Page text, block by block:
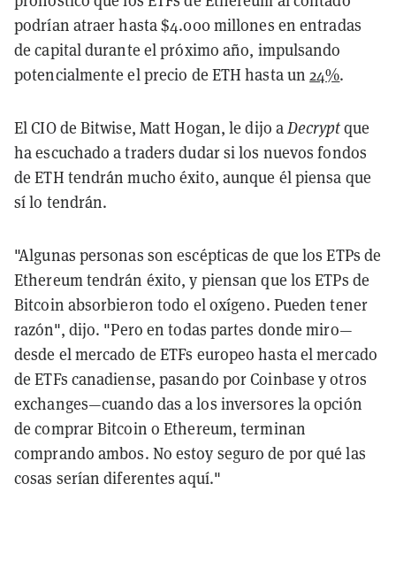
podrían atraer hasta $4.000 millones en entradas
de capital durante el próximo año, impulsando
potencialmente el precio de ETH hasta un24%.
El CIO de Bitwise, Matt Hogan, le dijo aDecryptque
ha escuchado a traders dudar si los nuevos fondos
de ETH tendrán mucho éxito, aunque él piensa que
sí lo tendrán.
"Algunas personas son escépticas de que los ETPs de
Ethereum tendrán éxito, y piensan que los ETPs de
Bitcoin absorbieron todo el oxígeno. Pueden tener
razón", dijo. "Pero en todas partes donde miro—
desde el mercado de ETFs europeo hasta el mercado
de ETFs canadiense, pasando por Coinbase y otros
exchanges—cuando das a los inversores la opción
de comprar Bitcoin o Ethereum, terminan
comprando ambos. No estoy seguro de por qué las
cosas serían diferentes aquí."